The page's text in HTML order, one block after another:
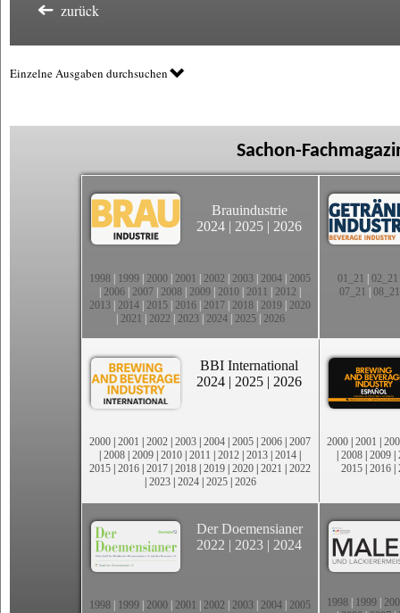
zurück
Einzelne Ausgaben durchsuchen
Sachon-
Brauindustrie
2024 | 2025 | 2026
1998 1999 2000 2001 2002 2003 2004 2005
2006 2007 2008 2009 2010 2011 2012
2013 2014 2015 2016 2017 2018 2019 2020
2021 2022 2023| 2024| 2025| 2026
01_21 02_21
07_21
08_21
BBI International
2024 | 2025 | 2026
2000 | 2001 | 2002 | 2003 | 2004 | 2005 | 2006 | 2007
| 2008 | 2009 | 2010 | 2011 | 2012 | 2013 | 2014 |
2015 | 2016 | 2017 | 2018 | 2019 | 2020 | 2021 | 2022
| 2023| 2024| 2025| 2026
2000 | 2001 |
| 2008 | 2009 |
2015 | 2016 |
Der Doemensianer
2022 | 2023 | 2024
1998 1999 2000 2001 2002 2003 2004 2005
1998 1999